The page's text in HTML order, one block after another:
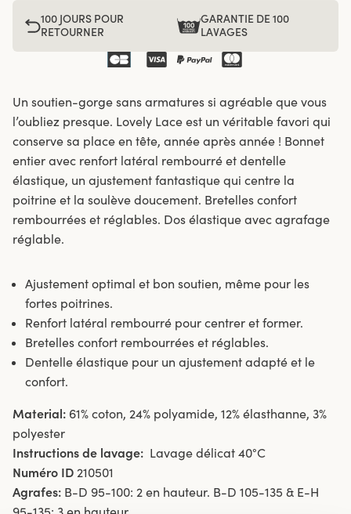
100 JOURS POUR
RETOURNER
GARANTIE DE 100
LAVAGES
Un soutien-gorge sans armatures si agréable que vous
l’oubliez presque. Lovely Lace est un véritable favori qui
conserve sa place en tête, année après année ! Bonnet
entier avec renfort latéral rembourré et dentelle
élastique, un ajustement fantastique qui centre la
poitrine et la soulève doucement. Bretelles confort
rembourrées et réglables. Dos élastique avec agrafage
réglable.
Ajustement optimal et bon soutien, même pour les
fortes poitrines.
Renfort latéral rembourré pour centrer et former.
Bretelles confort rembourrées et réglables.
Dentelle élastique pour un ajustement adapté et le
confort.
Material: 61% coton, 24% polyamide, 12% élasthanne, 3%
polyester
Instructions de lavage: Lavage délicat 40°C
Numéro ID 210501
Agrafes: B-D 95-100: 2 en hauteur. B-D 105-135 & E-H